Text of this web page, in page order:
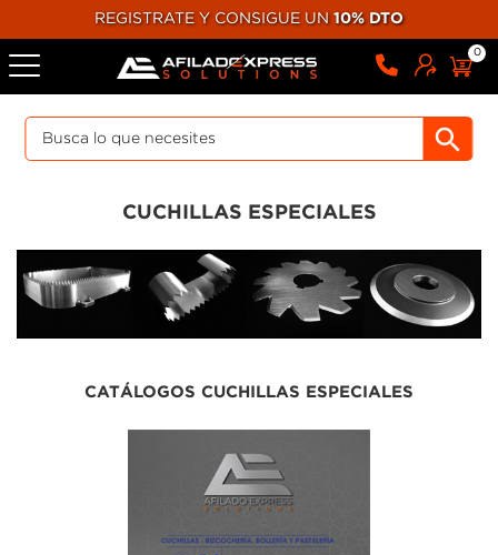
REGISTRATE Y CONSIGUE UN 10% DTO
0
CUCHILLAS ESPECIALES
CATÁLOGOS CUCHILLAS ESPECIALES